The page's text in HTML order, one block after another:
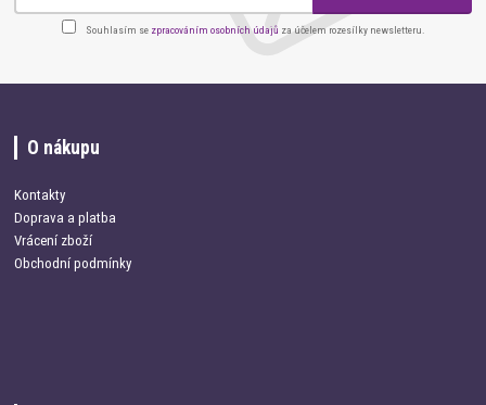
Souhlasím se zpracováním osobních údajů za účelem rozesílky newsletteru.
O nákupu
Kontakty
Doprava a platba
Vrácení zboží
Obchodní podmínky